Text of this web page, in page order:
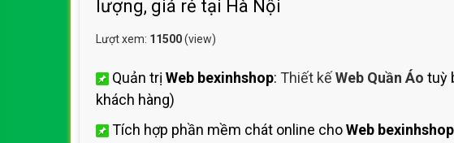
Bảng giá
lượng, giá rẻ tại Hà Nội
Lượt xem: 11500(view)
Quản trị Web bexinhshop: Thiết kếWeb Quần Áo tuỳ
khách hàng)
Tích hợp phần mềm chát online choWeb bexinhshop